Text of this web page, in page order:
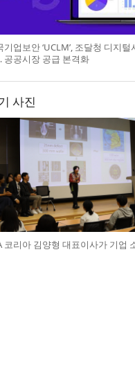
기업보안 ‘UCLM’, 조달청 디지
공공시장 공급 본격화
사진
코리아 김양형 대표이사가 기업